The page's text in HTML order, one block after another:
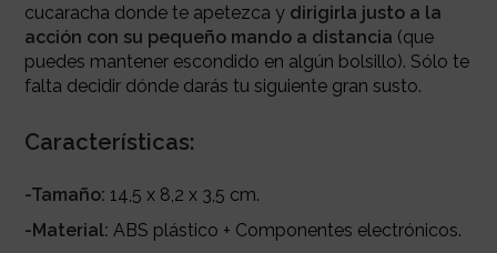
cucaracha donde te apetezca y dirigirla justo a la
acción con su pequeño mando a distancia (que
puedes mantener escondido en algún bolsillo). Sólo te
falta decidir dónde darás tu siguiente gran susto.
Características:
-Tamaño: 14,5 x 8,2 x 3,5 cm.
-Material: ABS plástico + Componentes electrónicos.